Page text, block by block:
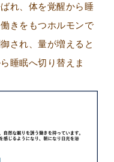
れ、体を覚醒から睡
きをもつホルモンで
され、量が増えると
睡眠へ切り替えま